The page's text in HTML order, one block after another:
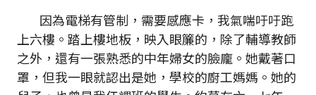
因為電梯有管制，需要感應卡，我氣喘吁吁跑
上六樓。踏上樓地板，映入眼簾的，除了輔導教師
之外，還有一張熟悉的中年婦女的臉龐。她戴著口
罩，但我一眼就認出是她，學校的廚工媽媽。她的